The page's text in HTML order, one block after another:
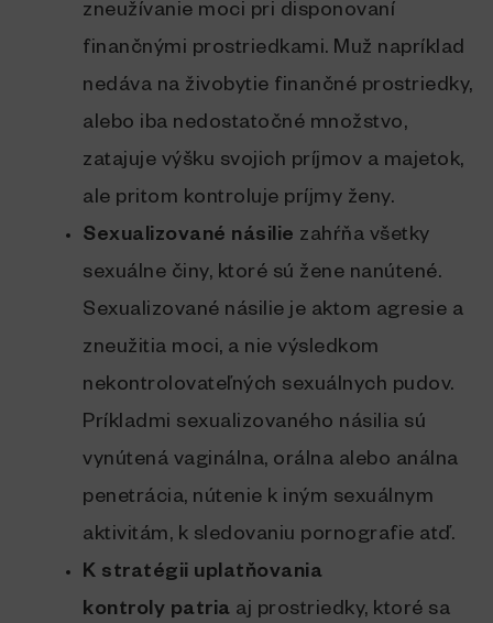
zneužívanie moci pri disponovaní
finančnými prostriedkami. Muž napríklad
nedáva na živobytie finančné prostriedky,
alebo iba nedostatočné množstvo,
zatajuje výšku svojich príjmov a majetok,
ale pritom kontroluje príjmy ženy.
Sexualizované násilie zahŕňa všetky
sexuálne činy, ktoré sú žene nanútené.
Sexualizované násilie je aktom agresie a
zneužitia moci, a nie výsledkom
nekontrolovateľných sexuálnych pudov.
Príkladmi sexualizovaného násilia sú
vynútená vaginálna, orálna alebo análna
penetrácia, nútenie k iným sexuálnym
aktivitám, k sledovaniu pornografie atď.
K stratégii uplatňovania
kontroly patria aj prostriedky, ktoré sa